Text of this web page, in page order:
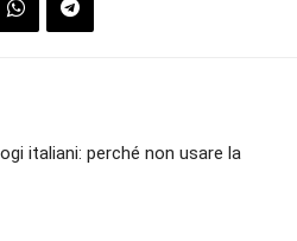
italiani: perché non usare la